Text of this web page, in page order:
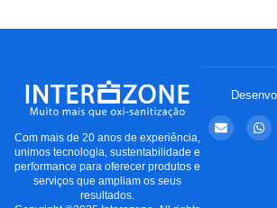
Com mais de 20 anos de experiência,
unimos tecnologia, sustentabilidade e
performance para oferecer produtos e
serviços que ampliam os seus
resultados.